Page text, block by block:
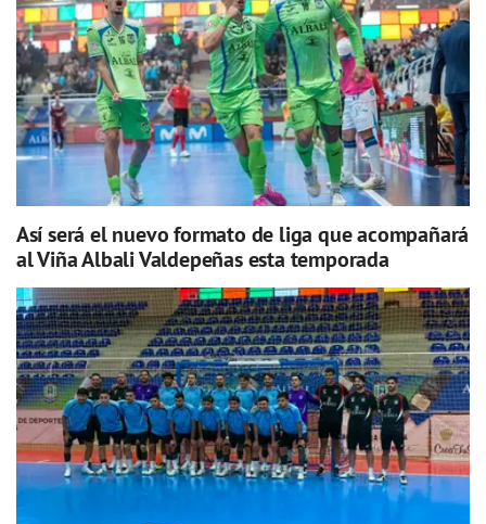
Así será el nuevo formato de liga que acompañará
al Viña Albali Valdepeñas esta temporada